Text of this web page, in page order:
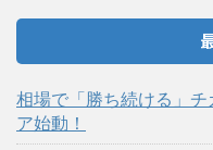
相場で「勝ち続ける」
ア始動！